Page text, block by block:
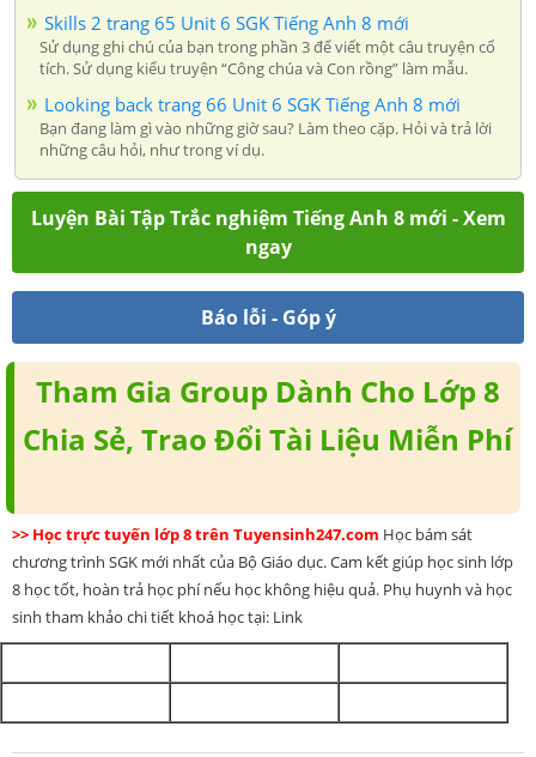
Skills 2 trang 65 Unit 6 SGK Tiếng Anh 8 mới
Sử dụng ghi chú của bạn trong phần 3 để viết một câu truyện cổ
tích. Sử dụng kiểu truyện “Công chúa và Con rồng” làm mẫu.
Looking back trang 66 Unit 6 SGK Tiếng Anh 8 mới
Bạn đang làm gì vào những giờ sau? Làm theo cặp. Hỏi và trả lời
những câu hỏi, như trong ví dụ.
Luyện Bài Tập Trắc nghiệm Tiếng Anh 8 mới - Xem
ngay
Báo lỗi - Góp ý
Tham Gia Group Dành Cho Lớp 8
Chia Sẻ, Trao Đổi Tài Liệu Miễn Phí
>> Học trực tuyến lớp 8 trên Tuyensinh247.com Học bám sát
chương trình SGK mới nhất của Bộ Giáo dục. Cam kết giúp học sinh lớp
8 học tốt, hoàn trả học phí nếu học không hiệu quả. Phụ huynh và học
sinh tham khảo chi tiết khoá học tại: Link